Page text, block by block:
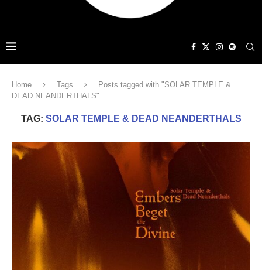
Home Tags
Posts tagged with "SOLAR TEMPLE &
DEAD NEANDERTHALS"
TAG: SOLAR TEMPLE & DEAD NEANDERTHALS